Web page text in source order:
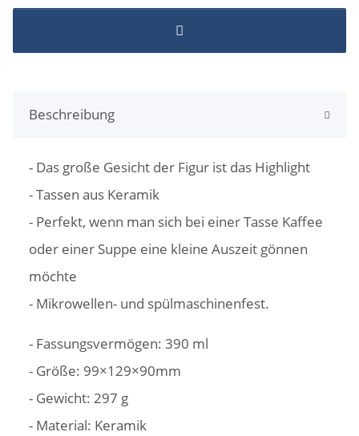
Beschreibung
- Das große Gesicht der Figur ist das Highlight
- Tassen aus Keramik
- Perfekt, wenn man sich bei einer Tasse Kaffee
oder einer Suppe eine kleine Auszeit gönnen
möchte
- Mikrowellen- und spülmaschinenfest.
- Fassungsvermögen: 390 ml
- Größe: 99×129×90mm
- Gewicht: 297 g
- Material: Keramik